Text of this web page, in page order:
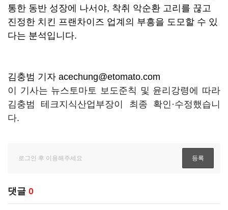
통한 동반 성장에 나서야, 착취 악순환 고리를 끊고
진정한 치킨 프랜차이즈 업계의 부흥을 도모할 수 있
다는 분석입니다.
김충범 기자 acechung@etomato.com
이 기사는 뉴스토마토 보도준칙 및 윤리강령에 따라
김충범 테크지식산업부장이 최종 확인·수정했습니
다.
댓글 0